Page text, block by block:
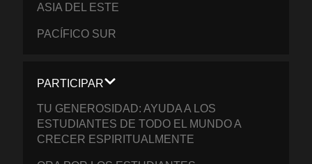
ASIA DEL ESTE
PACÍFICO SUR
PARTICIPAR
TU GENEROSIDAD: AYUDA A LOS
ESTUDIANTES DE TODO EL MUNDO A
CRECER ESPIRITUALMENTE